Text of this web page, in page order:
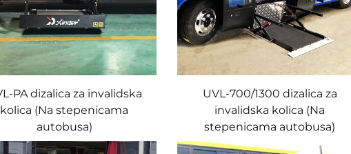
PA dizalica za invalidska
kolica (Na stepenicama
autobusa)
UVL-700/1300 dizalica za
invalidska kolica (Na
stepenicama autobusa)